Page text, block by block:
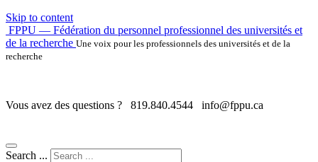
Skip to content
FPPU — Fédération du personnel professionnel des universités et
de la recherche Une voix pour les professionnels des universités et de la
recherche
Vous avez des questions ? 819.840.4544 info@fppu.ca
Search ...